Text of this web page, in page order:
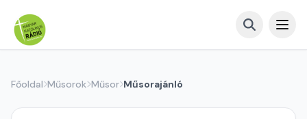
Főoldal Műsorok Műsor Műsorajánló